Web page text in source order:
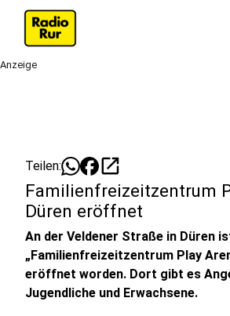
Anzeige
Teilen: open_in_new
Familienfreizeitzentrum
Düren eröffnet
An der Veldener Straße in Düren
„Familienfreizeitzentrum Play
eröffnet worden. Dort gibt es
Jugendliche und Erwachsene.